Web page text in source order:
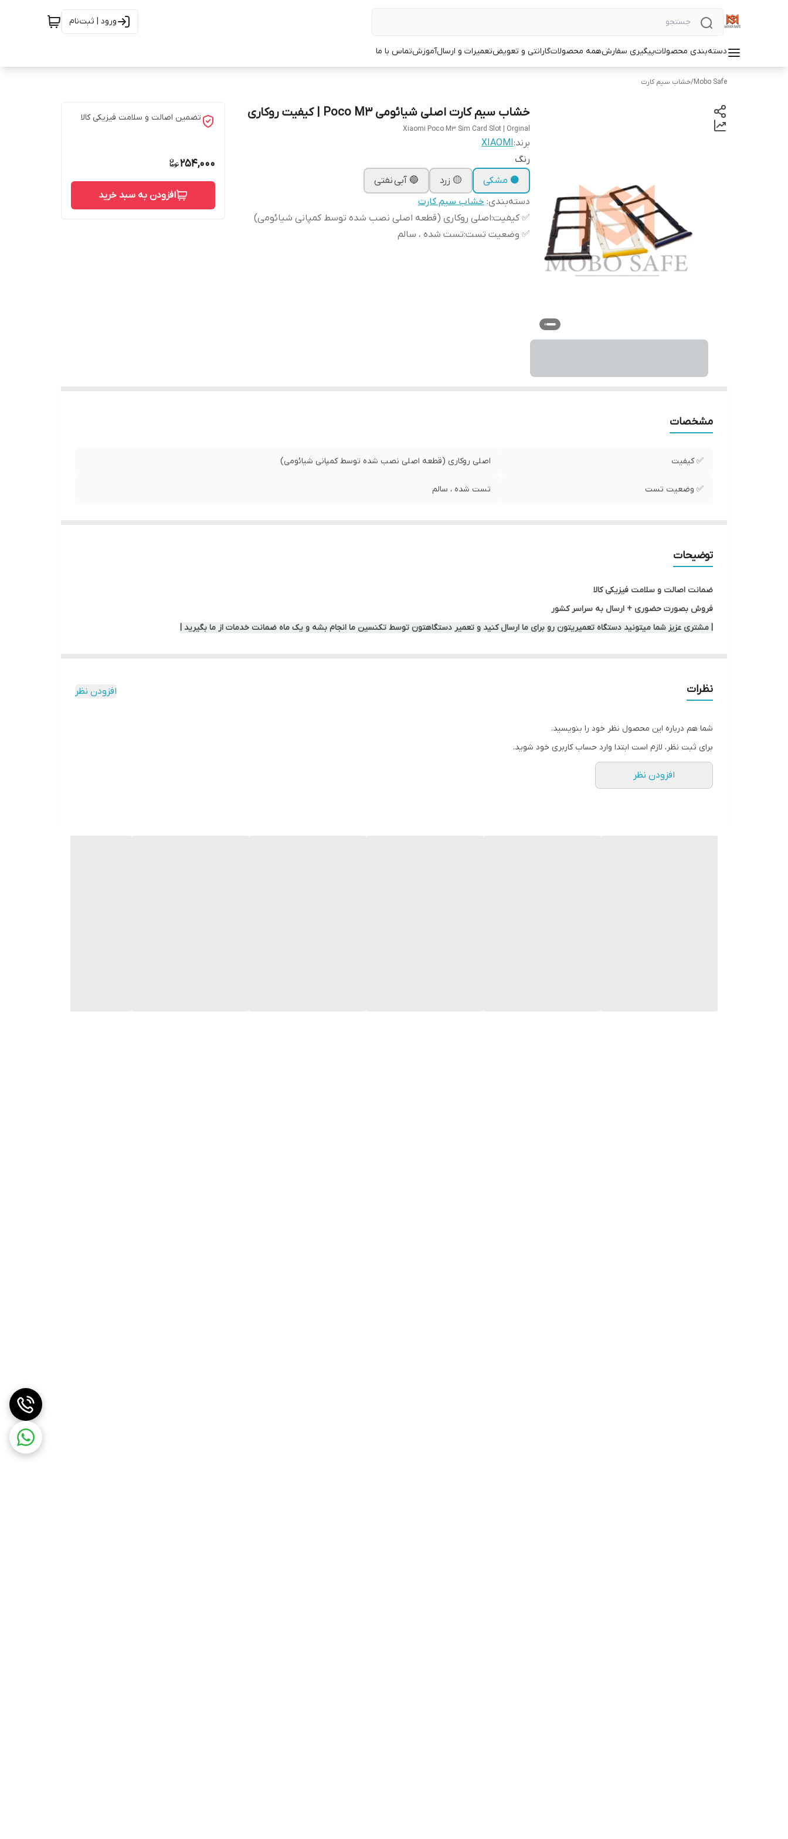
ورود | ثبت‌نام
دسته‌بندی محصولاتپیگیری سفارشهمه محصولاتگارانتی و تعویضتعمیرات و ارسالآموزشتماس با ما
Mobo Safe
/خشاب سیم کارت
خشاب سیم کارت اصلی شیائومی Poco M3 | کیفیت روکاری
Xiaomi Poco M3 Sim Card Slot | Orginal
برند:XIAOMI
رنگ
⚫ مشکی
🟡 زرد
🔵 آبی نفتی
دسته‌بندی: خشاب سیم کارت
✅ کیفیت:اصلی روکاری (قطعه اصلی نصب شده توسط کمپانی شیائومی)
✅ وضعیت تست:تست شده ، سالم
تضمین اصالت و سلامت فیزیکی کالا
254,000
افزودن به سبد خرید
مشخصات
✅ کیفیت اصلی روکاری (قطعه اصلی نصب شده توسط کمپانی شیائومی)
✅ وضعیت تست تست شده ، سالم
توضیحات
ضمانت اصالت و سلامت فیزیکی کالا
فروش بصورت حضوری + ارسال به سراسر کشور
| مشتری عزیز شما میتونید دستگاه تعمیریتون رو برای ما ارسال کنید و تعمیر دستگاهتون توسط تکنسین ما انجام بشه و یک ماه ضمانت خدمات از ما بگیرید |
نظرات افزودن نظر
شما هم درباره این محصول نظر خود را بنویسید.
برای ثبت نظر، لازم است ابتدا وارد حساب کاربری خود شوید.
افزودن نظر